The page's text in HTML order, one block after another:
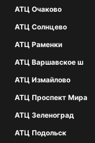
АТЦ Очаково
АТЦ Солнцево
АТЦ Раменки
АТЦ Варшавское ш
АТЦ Измайлово
АТЦ Проспект Мира
АТЦ Зеленоград
АТЦ Подольск